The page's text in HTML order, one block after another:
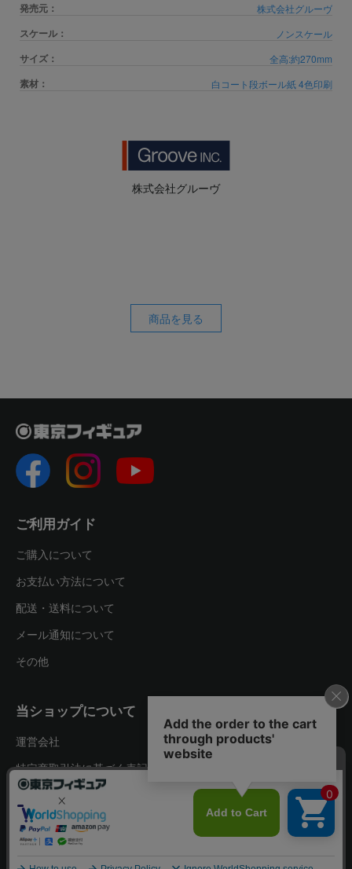
発売元： 株式会社グルーヴ
スケール： ノンスケール
サイズ： 全高:約270mm
素材： 白コート段ボール紙 4色印刷
株式会社グルーヴ
商品を見る
ご利用ガイド
ご購入について
お支払い方法について
配送・送料について
メール通知について
その他
当ショップについて
運営会社
特定商取引法に基づく表記
プライバシーポリシー
お問い合わせ